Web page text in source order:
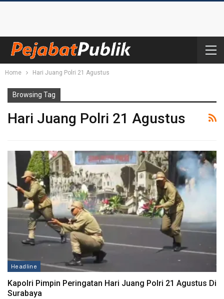
Home Hari Juang Polri 21 Agustus
Browsing Tag
Hari Juang Polri 21 Agustus
Headline
Kapolri Pimpin Peringatan Hari Juang Polri 21 Agustus Di
Surabaya